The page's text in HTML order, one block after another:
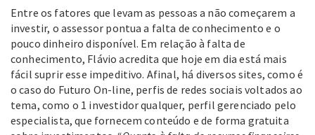
Entre os fatores que levam as pessoas a não começarem a
investir, o assessor pontua a falta de conhecimento e o
pouco dinheiro disponível. Em relação à falta de
conhecimento, Flávio acredita que hoje em dia está mais
fácil suprir esse impeditivo. Afinal, há diversos sites, como é
o caso do Futuro On-line, perfis de redes sociais voltados ao
tema, como o 1 investidor qualquer, perfil gerenciado pelo
especialista, que fornecem conteúdo e de forma gratuita